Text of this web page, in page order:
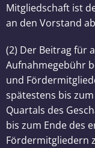
Mitgliedschaft ist
an den Vorstand
(2) Der Beitrag für
Aufnahmegebühr
und
spätestens bis
Quartals des
bis zum Ende des
Fördermitgliedern